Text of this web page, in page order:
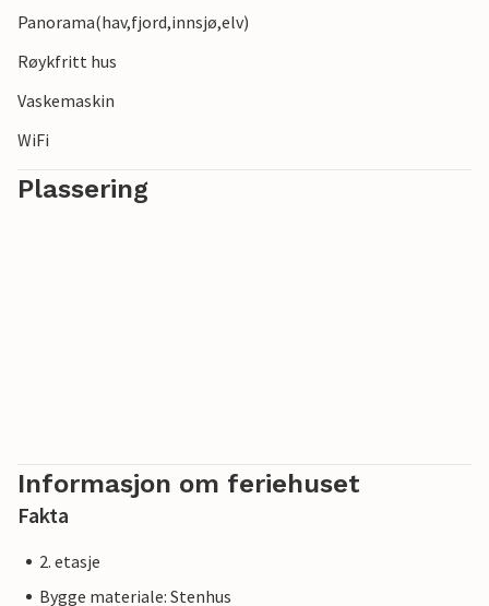
Panorama(hav,fjord,innsjø,elv)
Røykfritt hus
Vaskemaskin
WiFi
Plassering
Informasjon om feriehuset
Fakta
2. etasje
Bygge materiale: Stenhus